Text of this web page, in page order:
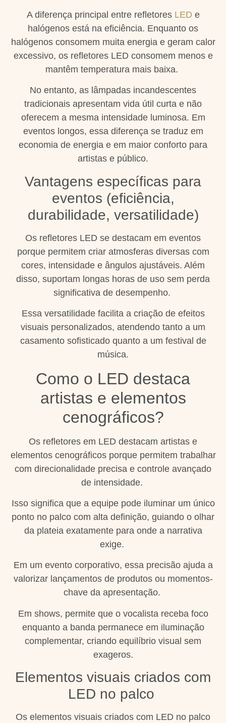
A diferença principal entre refletores LED e
halógenos está na eficiência. Enquanto os
halógenos consomem muita energia e geram calor
excessivo, os refletores LED consomem menos e
mantêm temperatura mais baixa.
No entanto, as lâmpadas incandescentes
tradicionais apresentam vida útil curta e não
oferecem a mesma intensidade luminosa. Em
eventos longos, essa diferença se traduz em
economia de energia e em maior conforto para
artistas e público.
Vantagens específicas para
eventos (eficiência,
durabilidade, versatilidade)
Os refletores LED se destacam em eventos
porque permitem criar atmosferas diversas com
cores, intensidade e ângulos ajustáveis. Além
disso, suportam longas horas de uso sem perda
significativa de desempenho.
Essa versatilidade facilita a criação de efeitos
visuais personalizados, atendendo tanto a um
casamento sofisticado quanto a um festival de
música.
Como o LED destaca
artistas e elementos
cenográficos?
Os refletores em LED destacam artistas e
elementos cenográficos porque permitem trabalhar
com direcionalidade precisa e controle avançado
de intensidade.
Isso significa que a equipe pode iluminar um único
ponto no palco com alta definição, guiando o olhar
da plateia exatamente para onde a narrativa
exige.
Em um evento corporativo, essa precisão ajuda a
valorizar lançamentos de produtos ou momentos-
chave da apresentação.
Em shows, permite que o vocalista receba foco
enquanto a banda permanece em iluminação
complementar, criando equilíbrio visual sem
exageros.
Elementos visuais criados com
LED no palco
Os elementos visuais criados com LED no palco